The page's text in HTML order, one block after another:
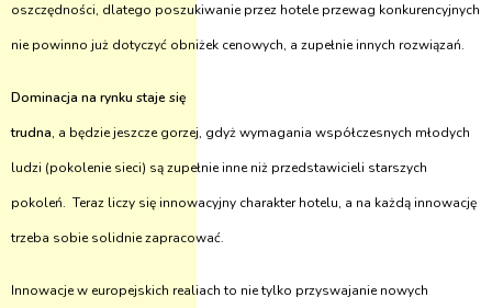
oszczędności, dlatego poszukiwanie przez hotele przewag konkurencyjnych
nie powinno już dotyczyć obniżek cenowych, a zupełnie innych rozwiązań.
Dominacja na rynku staje się
trudna, a będzie jeszcze gorzej, gdyż wymagania współczesnych młodych
ludzi (pokolenie sieci) są zupełnie inne niż przedstawicieli starszych
pokoleń. Teraz liczy się innowacyjny charakter hotelu, a na każdą innowację
trzeba sobie solidnie zapracować.
Innowacje w europejskich realiach to nie tylko przyswajanie nowych